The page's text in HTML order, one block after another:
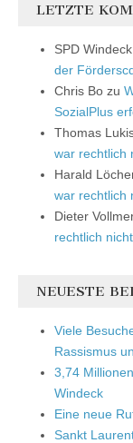
LETZTE
SPD Windeck
der
Chris Bo zu
SozialPlus
Thomas
war rechtlich
Harald
war rechtlich
Dieter
rechtlich
NEUESTE
Viele
Rassismus
3,74
Windeck
Eine neue
Sankt